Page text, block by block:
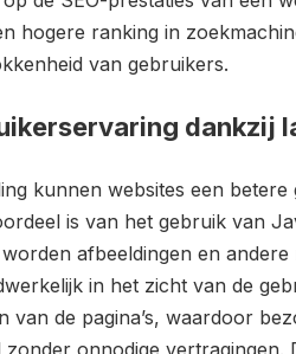
hogere ranking in
van gebruikers.
dankzij
kunnen websites een
is van het gebruik van
afbeeldingen en andere
in het zicht van de
van de pagina’s, waardoor
zonder onnodige vertragingen.